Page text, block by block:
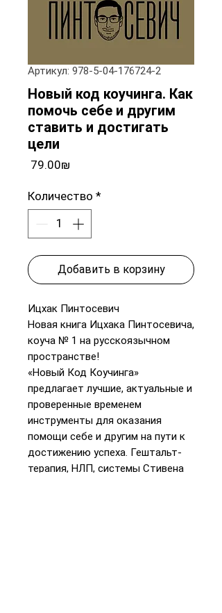
Артикул: 978-5-04-176724-2
Новый код коучинга. Как
помочь себе и другим
ставить и достигать
цели
‏79.00 ‏₪
Количество *
Добавить в корзину
Ицхак Пинтосевич
Новая книга Ицхака Пинтосевича,
коуча № 1 на русскоязычном
пространстве!
«Новый Код Коучинга»
предлагает лучшие, актуальные и
проверенные временем
инструменты для оказания
помощи себе и другим на пути к
достижению успеха. Гештальт-
терапия, НЛП, системы Стивена